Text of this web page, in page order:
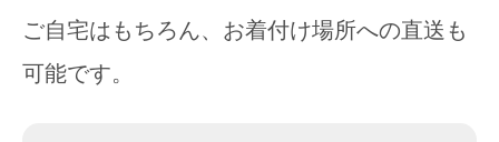
ご自宅はもちろん、お着付け場所への直送も
可能です。